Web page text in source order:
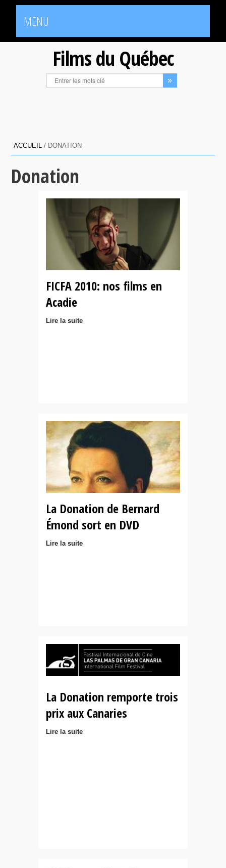
MENU
Films du Québec
ACCUEIL / DONATION
Donation
FICFA 2010: nos films en
Acadie
Lire la suite
La Donation de Bernard
Émond sort en DVD
Lire la suite
La Donation remporte trois
prix aux Canaries
Lire la suite